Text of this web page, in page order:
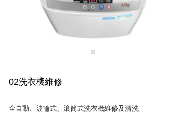
02洗衣機維修
全自動、波輪式、滾筒式洗衣機維修及清洗